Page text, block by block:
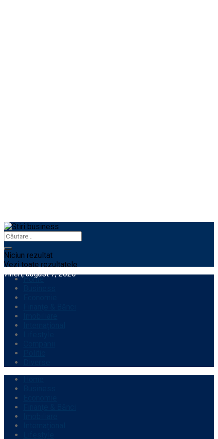
Niciun rezultat
Vezi toate rezultatele
vineri, august 7, 2026
Home